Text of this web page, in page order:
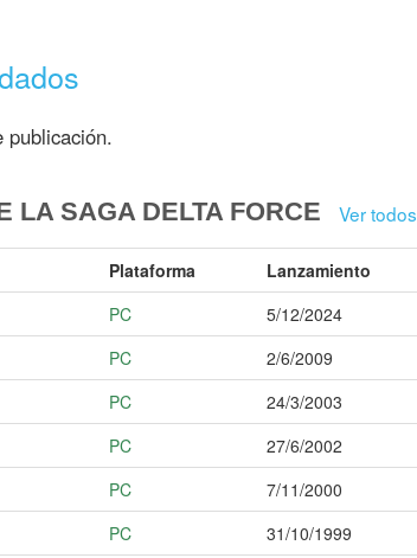
publicación.
LA SAGA DELTA FORCE Ver todos
Plataforma
Lanzamiento
PC
5/12/2024
PC
2/6/2009
PC
24/3/2003
PC
27/6/2002
PC
7/11/2000
PC
31/10/1999